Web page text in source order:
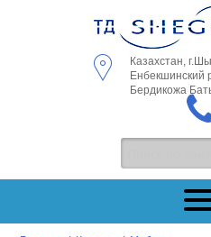
Казахстан,
Енбекшинский
Бердикожа